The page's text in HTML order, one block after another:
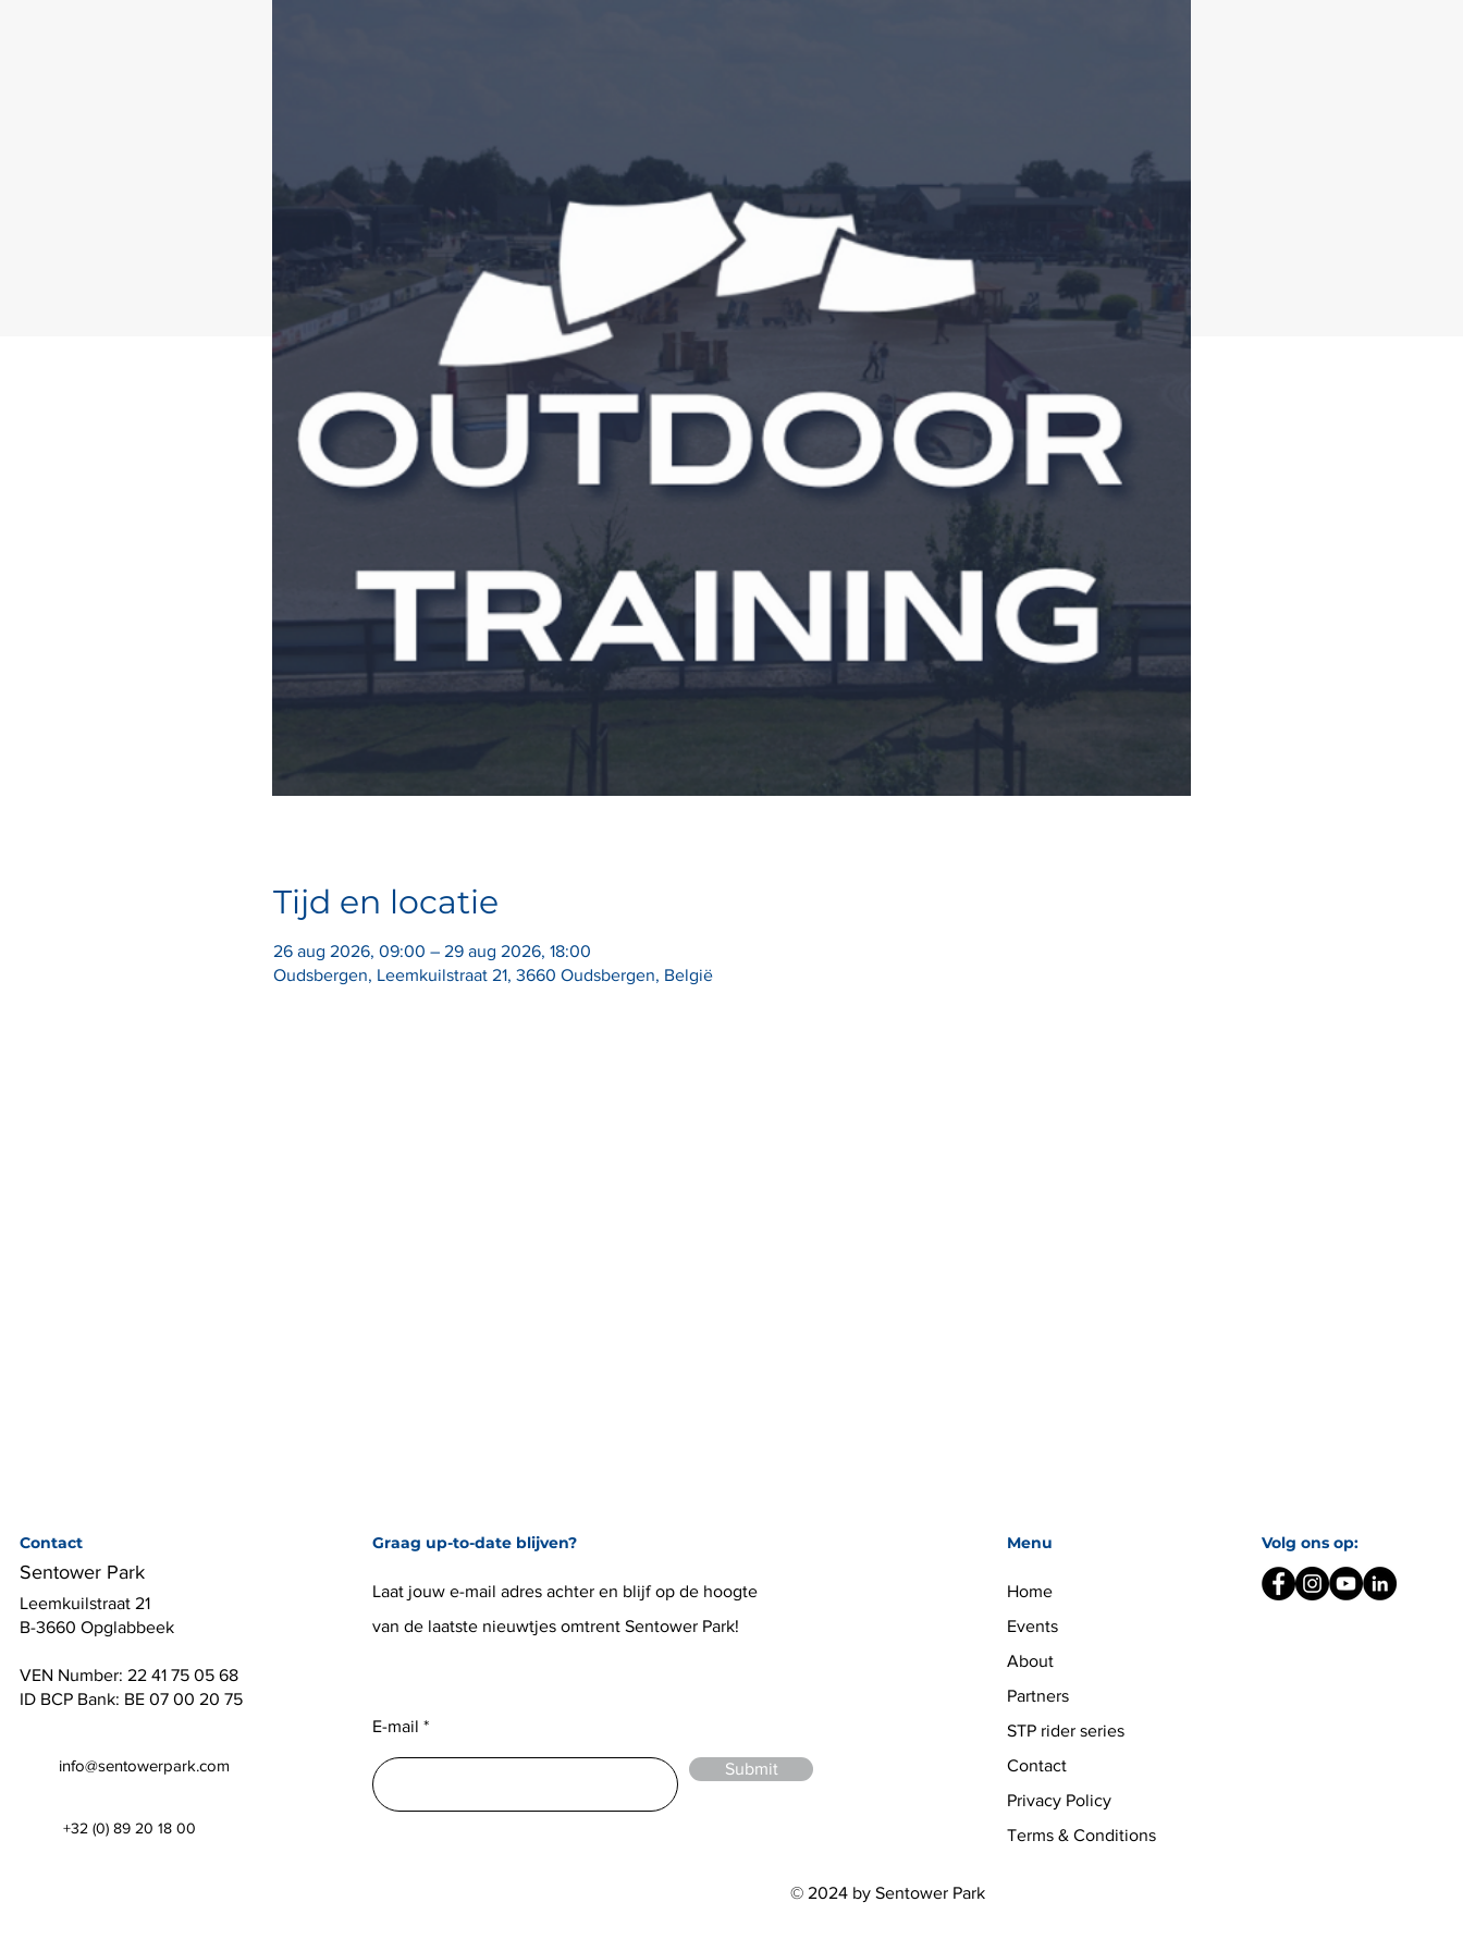
Tijd en locatie
26 aug 2026, 09:00 – 29 aug 2026, 18:00
Oudsbergen, Leemkuilstraat 21, 3660 Oudsbergen, België
Contact
Sentower Park
Leemkuilstraat 21
B-3660 Opglabbeek
VEN Number: 22 41 75 05 68
ID BCP Bank: BE 07 00 20 75
info@sentowerpark.com
+32 (0) 89 20 18 00
Graag up-to-date blijven?
Laat jouw e-mail adres achter en blijf op de hoogte
van de laatste nieuwtjes omtrent Sentower Park!
E-mail
Submit
© 2024 by Sentower Park
Menu
Home
Events
About
Partners
STP rider series
Contact
Privacy Policy
Terms & Conditions
Volg ons op: